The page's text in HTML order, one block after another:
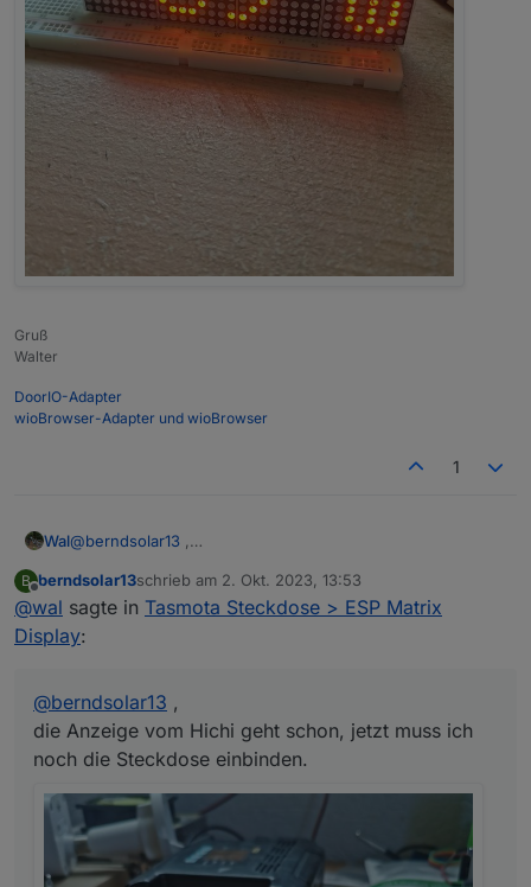
Gruß
Walter
DoorIO-Adapter
wioBrowser-Adapter und wioBrowser
1
Wal@berndsolar13
Steckdose einbinden.
B
Offline
berndsolar13schrieb am 2. Okt. 2023, 13:53
zuletzt editiert von
@wal sagte in Tasmota Steckdose > ESP Matrix
Display:
@berndsolar13 ,
die Anzeige vom Hichi geht schon, jetzt muss ich
noch die Steckdose einbinden.